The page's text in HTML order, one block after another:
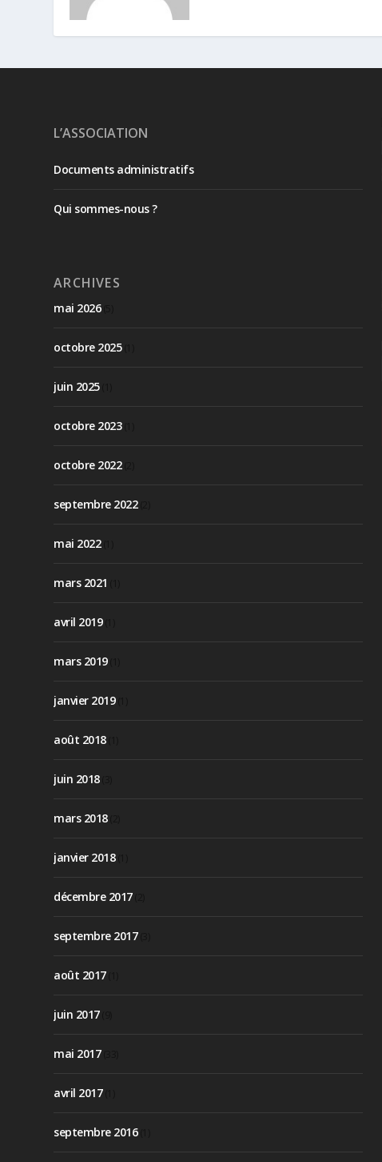
L’ASSOCIATION
Documents administratifs
Qui sommes-nous ?
ARCHIVES
mai 2026(5)
octobre 2025(1)
juin 2025(1)
octobre 2023(1)
octobre 2022(2)
septembre 2022(2)
mai 2022(1)
mars 2021
avril 2019(1)
mars 2019(1)
janvier 2019(1)
août 2018(1)
juin 2018(3)
mars 2018(2)
janvier 2018(1)
décembre 2017(2)
septembre 2017(3)
août 2017(1)
juin 2017(9)
mai 2017(33)
avril 2017(1)
septembre 2016(1)